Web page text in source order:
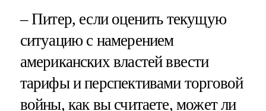
– Питер, если оценить текущую
ситуацию с намерением
американских властей ввести
тарифы и перспективами торговой
войны, как вы считаете, может ли